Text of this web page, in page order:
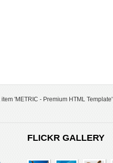
item 'METRIC - Premium HTML Template'
FLICKR GALLERY